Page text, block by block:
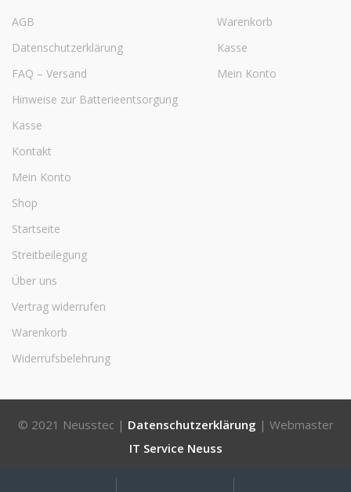
AGB
Datenschutzerklärung
FAQ – Versand
Hinweise zur Batterieentsorgung
Kasse
Kontakt
Mein Konto
Shop
Startseite
Streitbeilegung
Über uns
Vertrag widerrufen
Warenkorb
Widerrufsbelehrung
Warenkorb
Kasse
Mein Konto
© 2021 Neusstec | Datenschutzerklärung | Webmaster
IT Service Neuss